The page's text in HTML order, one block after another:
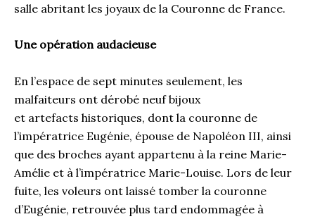
salle abritant les joyaux de la Couronne de France.
Une opération audacieuse
En l’espace de sept minutes seulement, les
malfaiteurs ont dérobé neuf bijoux
et artefacts historiques, dont la couronne de
l’impératrice Eugénie, épouse de Napoléon III, ainsi
que des broches ayant appartenu à la reine Marie-
Amélie et à l’impératrice Marie-Louise. Lors de leur
fuite, les voleurs ont laissé tomber la couronne
d’Eugénie, retrouvée plus tard endommagée à